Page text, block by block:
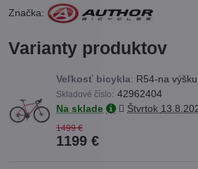
Značka:
Varianty produktov
Veľkosť bicykla: R54-na
Skladové číslo: 42962404
Na sklade
Štvrtok
1499 €
1199 €